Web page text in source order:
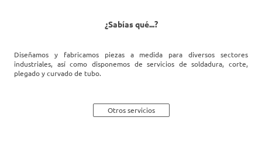
¿Sabías qué...?
Diseñamos y fabricamos piezas a medida para diversos sectores
industriales, así como disponemos de servicios de soldadura, corte,
plegado y curvado de tubo.
Otros servicios